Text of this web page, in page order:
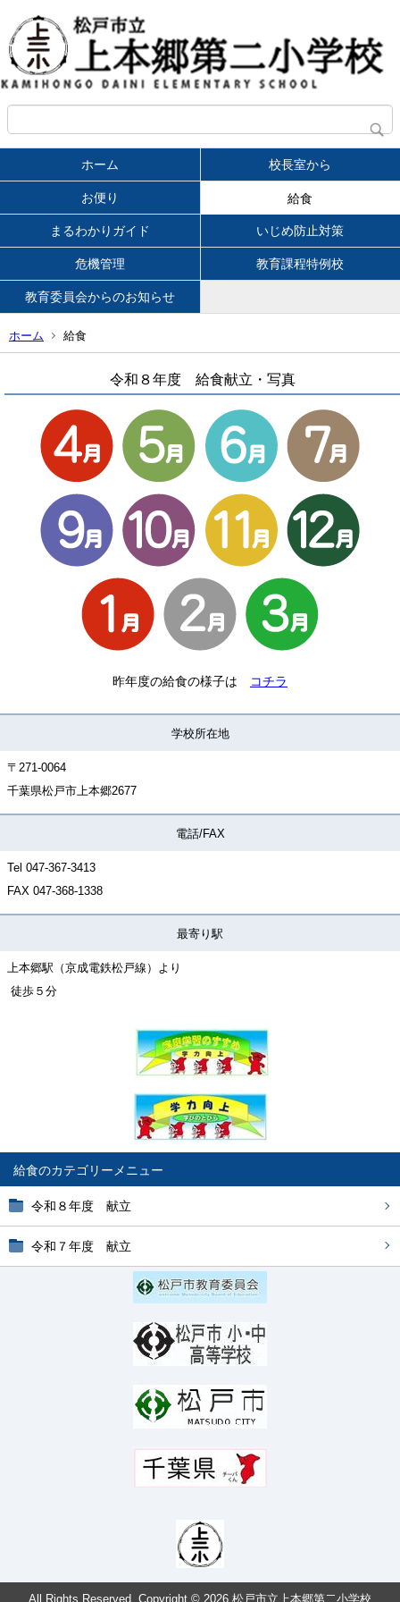
ホーム 校長室から
お便り 給食
まるわかりガイド いじめ防止対策
危機管理 教育課程特例校
教育委員会からのお知らせ
ホーム 給食
給食
令和８年度 献立
令和７年度 献立
令和８年度 給食献立・写真
昨年度の給食の様子は コチラ
学校所在地
〒271-0064
千葉県松戸市上本郷2677
電話/FAX
Tel 047-367-3413
FAX 047-368-1338
最寄り駅
上本郷駅（京成電鉄松戸線）より
徒歩５分
All Rights Reserved. Copyright © 2026 松戸市立上本郷第二小学校